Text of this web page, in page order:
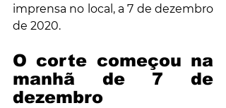
imprensa no local, a 7 de dezembro
de 2020.
O corte começou na
manhã de 7 de
dezembro